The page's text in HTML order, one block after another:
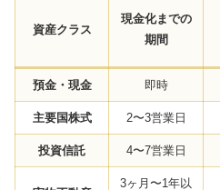
資産クラス
現金化までの
期間
預金・現金 即時
主要国株式 2〜3営業日
投資信託 4〜7営業日
3ヶ月〜1年以